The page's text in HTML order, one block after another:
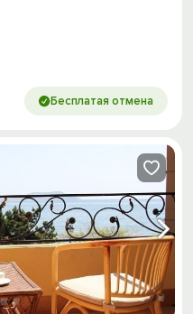
Бесплатая отмена